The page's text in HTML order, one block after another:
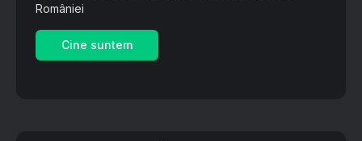
României
Cine suntem